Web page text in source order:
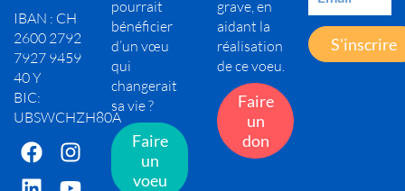
IBAN : CH
2600 2792
7927 9459
40 Y
BIC:
UBSWCHZH80A
pourrait
bénéficier
d’un vœu
qui
changerait
sa vie ?
Faire
un
voeu
grave, en
aidant la
réalisation
de ce voeu.
Faire
un
don
S'inscrire